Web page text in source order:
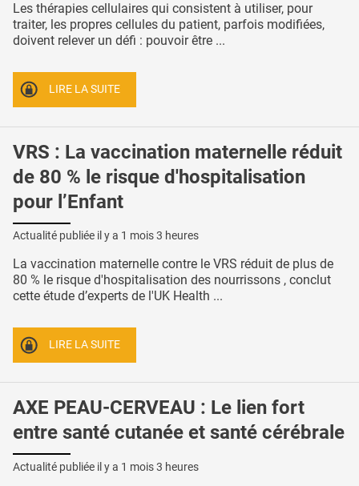
Les thérapies cellulaires qui consistent à utiliser, pour
traiter, les propres cellules du patient, parfois modifiées,
doivent relever un défi : pouvoir être ...
LIRE LA SUITE
VRS : La vaccination maternelle réduit
de 80 % le risque d'hospitalisation
pour l’Enfant
Actualité publiée il y a 1 mois 3 heures
La vaccination maternelle contre le VRS réduit de plus de
80 % le risque d'hospitalisation des nourrissons , conclut
cette étude d’experts de l'UK Health ...
LIRE LA SUITE
AXE PEAU-CERVEAU : Le lien fort
entre santé cutanée et santé cérébrale
Actualité publiée il y a 1 mois 3 heures